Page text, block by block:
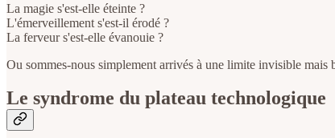
La magie s'est-elle éteinte ?
L'émerveillement s'est-il érodé ?
La ferveur s'est-elle évanouie ?
Ou sommes-nous simplement arrivés à une limite invisible
Le syndrome du plateau technologique